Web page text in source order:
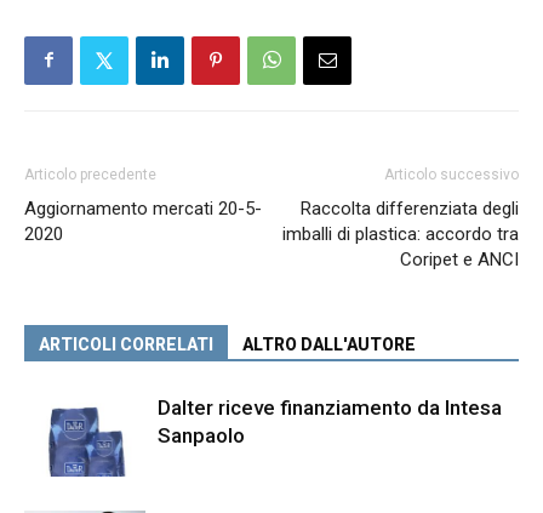
Articolo precedente
Aggiornamento mercati 20-5-
2020
Articolo successivo
Raccolta differenziata degli
imballi di plastica: accordo tra
Coripet e ANCI
ARTICOLI CORRELATI ALTRO DALL'AUTORE
Dalter riceve finanziamento da Intesa
Sanpaolo